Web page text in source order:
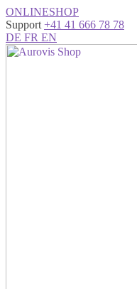
ONLINESHOP
Support +41 41 666 78 78
DE FR EN